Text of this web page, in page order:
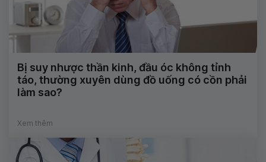
Bị suy nhược thần kinh, đầu óc không tỉnh
táo, thường xuyên dùng đồ uống có cồn phải
làm sao?
Xem thêm